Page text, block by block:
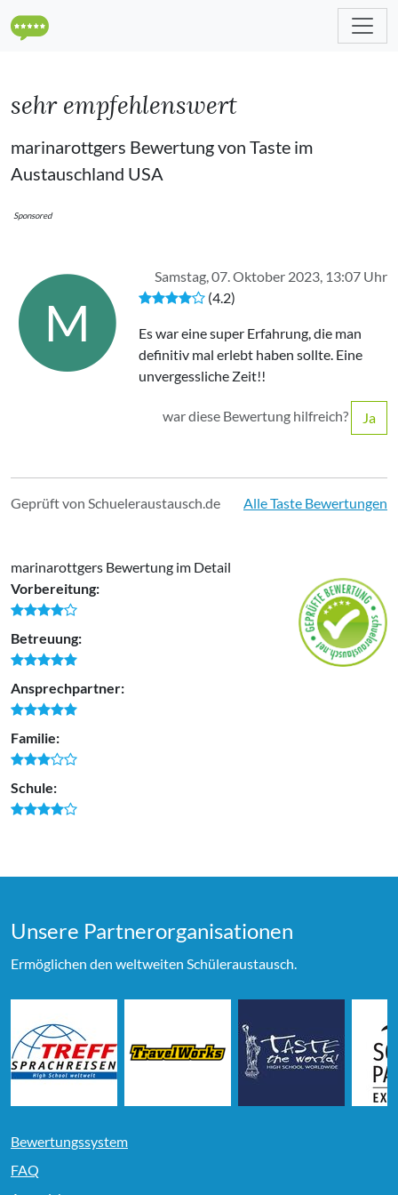
sehr empfehlenswert
marinarottgers Bewertung von Taste im
Austauschland USA
Sponsored
M
Samstag, 07. Oktober 2023, 13:07 Uhr
(4.2)
Es war eine super Erfahrung, die man
definitiv mal erlebt haben sollte. Eine
unvergessliche Zeit!!
war diese Bewertung hilfreich? Ja
Geprüft von Schueleraustausch.de Alle Taste Bewertungen
marinarottgers Bewertung im Detail
Vorbereitung:
Betreuung:
Ansprechpartner:
Familie:
Schule:
Unsere Partner­organi­sationen
Ermöglichen den weltweiten Schüleraustausch.
Bewertungssystem
FAQ